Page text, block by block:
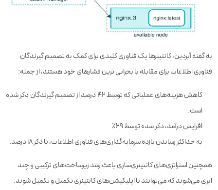
به گفته آبردین، کانتینرها یک فناوری کلیدی برای کمک به تصمیم گیرندگان
فناوری اطلاعات برای مقابله با بحرانی ترین فشارهای خود هستند، از جمله:
کاهش هزینه‌های عملیاتی که توسط 42 درصد از تصمیم گیرندگان ذکر شده
است.
افزایش درآمد، ذکر شده توسط 29٪
به حداکثر رساندن بازده سرمایه‌گذاری‌های فناوری اطلاعات، با ذکر 18 درصد.
همچنین استراتژی‌های کانتینری‌سازی باعث رشد زیرساخت‌های ترکیبی و چند
ابری می‌شوند که می‌توانند با اپلیکیشن‌های کانتینری تکمیل و تکمیل شوند.